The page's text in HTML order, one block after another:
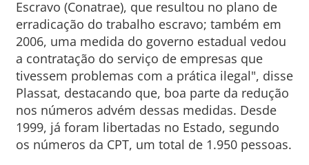
Escravo (Conatrae), que resultou no plano de
erradicação do trabalho escravo; também em
2006, uma medida do governo estadual vedou
a contratação do serviço de empresas que
tivessem problemas com a prática ilegal", disse
Plassat, destacando que, boa parte da redução
nos números advém dessas medidas. Desde
1999, já foram libertadas no Estado, segundo
os números da CPT, um total de 1.950 pessoas.